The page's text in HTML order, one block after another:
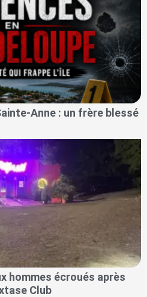
Anne : un frère blessé
hommes écroués après
Club